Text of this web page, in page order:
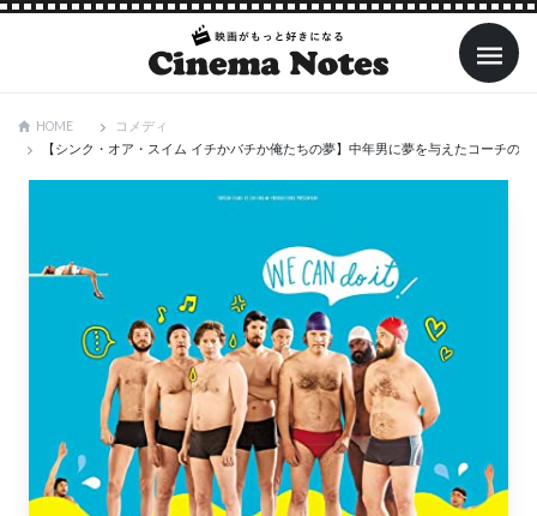
HOME
コメディ
【シンク・オア・スイム イチかバチか俺たちの夢】中年男に夢を与えたコーチの